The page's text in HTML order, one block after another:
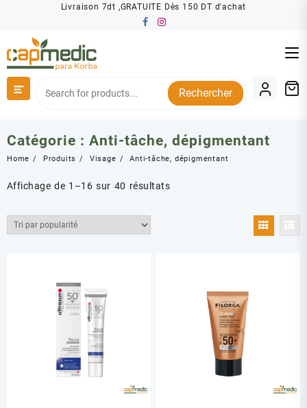
Livraison 7dt ,GRATUITE Dès 150 DT d'achat
Rechercher
Catégorie : Anti-tâche, dépigmentant
Home Produits Visage Anti-tâche, dépigmentant
Affichage de 1–16 sur 40 résultatsTrié